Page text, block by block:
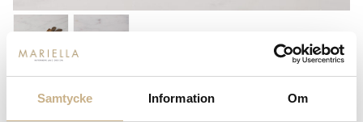
Samtycke Information Om
KAPSYLÖPPNARE - KANGAROO